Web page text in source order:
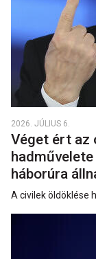
2026. JÚLIUS 6.
Véget ért az
háborúra
A civilek öldöklése